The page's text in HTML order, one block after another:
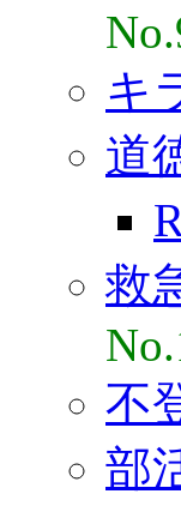
キ
道
救
不
部